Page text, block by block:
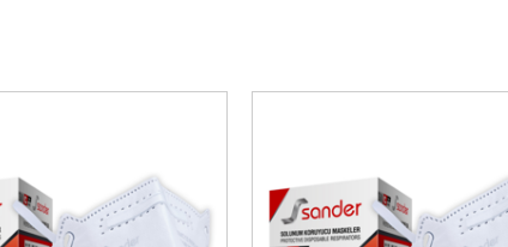
Metal Sanayi